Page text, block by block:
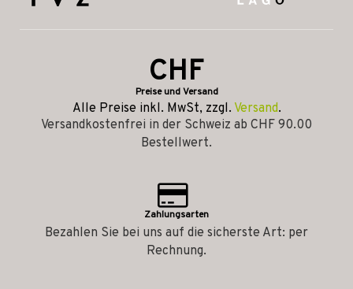
CHF
Preise und Versand
Alle Preise inkl. MwSt, zzgl. Versand.
Versandkostenfrei in der Schweiz ab CHF 90.00
Bestellwert.
Zahlungsarten
Bezahlen Sie bei uns auf die sicherste Art: per
Rechnung.